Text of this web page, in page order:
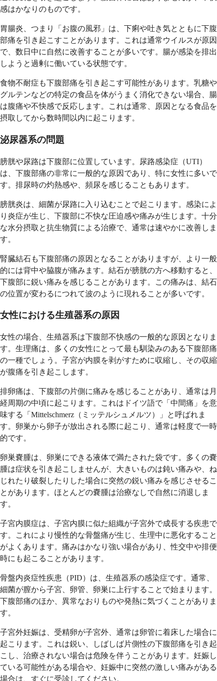
感はかなりのものです。
胃腸炎、つまり「お腹の風邪」は、下痢や吐き気とともに下腹
部痛を引き起こすことがあります。これは通常ウイルスが原因
で、数日中に自然に改善することが多いです。腸が感染を排出
しようと過剰に働いている状態です。
食物不耐症も下腹部痛を引き起こす可能性があります。乳糖や
グルテンなどの特定の食品を体がうまく消化できない場合、腸
は腹痛や不快感で反応します。これは通常、原因となる食品を
摂取してから数時間以内に起こります。
泌尿器系の問題
膀胱や尿路は下腹部に位置しています。尿路感染症（UTI）
は、下腹部痛の非常に一般的な原因であり、特に女性に多いで
す。排尿時の灼熱感や、頻尿を感じることもあります。
膀胱炎は、細菌が尿路に入り込むことで起こります。感染によ
り炎症が生じ、下腹部に不快な圧迫感や痛みが生じます。十分
な水分摂取と抗生物質による治療で、通常は速やかに改善しま
す。
腎臓結石も下腹部痛の原因となることがありますが、より一般
的には背中や脇腹が痛みます。結石が膀胱の方へ移動すると、
下腹部に鋭い痛みを感じることがあります。この痛みは、結石
の位置が変わるにつれて波のように現れることが多いです。
女性における生殖器系の原因
女性の場合、生殖器系は下腹部不快感の一般的な原因となりま
す。生理痛は、多くの女性にとって最も馴染みのある下腹部痛
の一種でしょう。子宮が内膜を剥がすために収縮し、その収縮
が腹痛を引き起こします。
排卵痛は、下腹部の片側に痛みを感じることがあり、通常は月
経周期の中頃に起こります。これはドイツ語で「中間痛」を意
味する「Mittelschmerz（ミッテルシュメルツ）」と呼ばれま
す。卵巣から卵子が放出される際に起こり、通常は軽度で一時
的です。
卵巣嚢腫は、卵巣にできる液体で満たされた袋です。多くの嚢
腫は症状を引き起こしませんが、大きいものは鈍い痛みや、ね
じれたり破裂したりした場合に突然の鋭い痛みを感じさせるこ
とがあります。ほとんどの嚢腫は治療なしで自然に消退しま
す。
子宮内膜症は、子宮内膜に似た組織が子宮外で成長する疾患で
す。これにより慢性的な骨盤痛が生じ、生理中に悪化すること
がよくあります。痛みはかなり強い場合があり、性交中や排便
時にも起こることがあります。
骨盤内炎症性疾患（PID）は、生殖器系の感染症です。通常、
細菌が膣から子宮、卵管、卵巣に上行することで始まります。
下腹部痛のほか、異常なおりものや発熱に気づくことがありま
す。
子宮外妊娠は、受精卵が子宮外、通常は卵管に着床した場合に
起こります。これは鋭い、しばしば片側性の下腹部痛を引き起
こし、治療されない場合は危険を伴うことがあります。妊娠し
ている可能性がある場合や、妊娠中に突然の激しい痛みがある
場合は、すぐに受診してください。